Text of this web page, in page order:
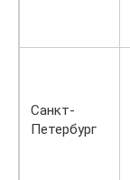
Санкт-
Петербург